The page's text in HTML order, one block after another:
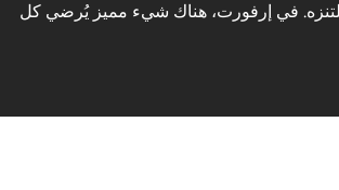
للتنزه. في إرفورت، هناك شيء مميز يُرضي كل